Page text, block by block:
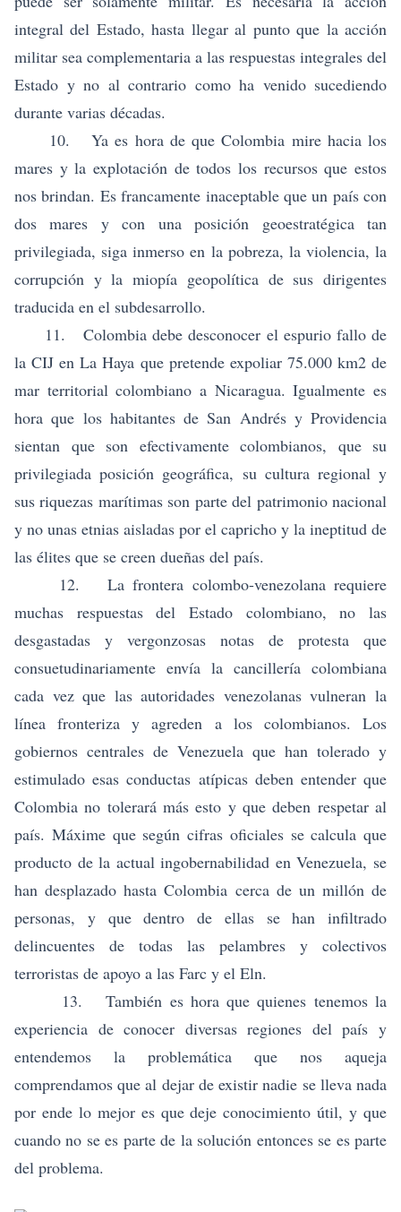
integral del Estado, hasta llegar al punto que la acción
militar sea complementaria a las respuestas integrales del
Estado y no al contrario como ha venido sucediendo
durante varias décadas.
10. Ya es hora de que Colombia mire hacia los
mares y la explotación de todos los recursos que estos
nos brindan. Es francamente inaceptable que un país con
dos mares y con una posición geoestratégica tan
privilegiada, siga inmerso en la pobreza, la violencia, la
corrupción y la miopía geopolítica de sus dirigentes
traducida en el subdesarrollo.
11. Colombia debe desconocer el espurio fallo de
la CIJ en La Haya que pretende expoliar 75.000 km2 de
mar territorial colombiano a Nicaragua. Igualmente es
hora que los habitantes de San Andrés y Providencia
sientan que son efectivamente colombianos, que su
privilegiada posición geográfica, su cultura regional y
sus riquezas marítimas son parte del patrimonio nacional
y no unas etnias aisladas por el capricho y la ineptitud de
las élites que se creen dueñas del país.
12. La frontera colombo-venezolana requiere
muchas respuestas del Estado colombiano, no las
desgastadas y vergonzosas notas de protesta que
consuetudinariamente envía la cancillería colombiana
cada vez que las autoridades venezolanas vulneran la
línea fronteriza y agreden a los colombianos. Los
gobiernos centrales de Venezuela que han tolerado y
estimulado esas conductas atípicas deben entender que
Colombia no tolerará más esto y que deben respetar al
país. Máxime que según cifras oficiales se calcula que
producto de la actual ingobernabilidad en Venezuela, se
han desplazado hasta Colombia cerca de un millón de
personas, y que dentro de ellas se han infiltrado
delincuentes de todas las pelambres y colectivos
terroristas de apoyo a las Farc y el Eln.
13. También es hora que quienes tenemos la
experiencia de conocer diversas regiones del país y
entendemos la problemática que nos aqueja
comprendamos que al dejar de existir nadie se lleva nada
por ende lo mejor es que deje conocimiento útil, y que
cuando no se es parte de la solución entonces se es parte
del problema.